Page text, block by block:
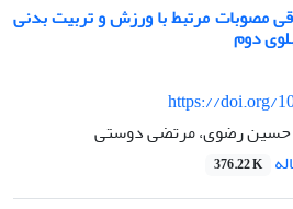
مصوبات مرتبط با ورزش و تربیت بدنی
دوم
https://doi.org/
حسین رضوی، مرتضی دوستی
376.22 K